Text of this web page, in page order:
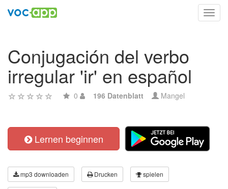
Conjugación del verbo
irregular 'ir' en español
0 196 Datenblatt Mangel
Lernen beginnen
mp3 downloaden Drucken spielen